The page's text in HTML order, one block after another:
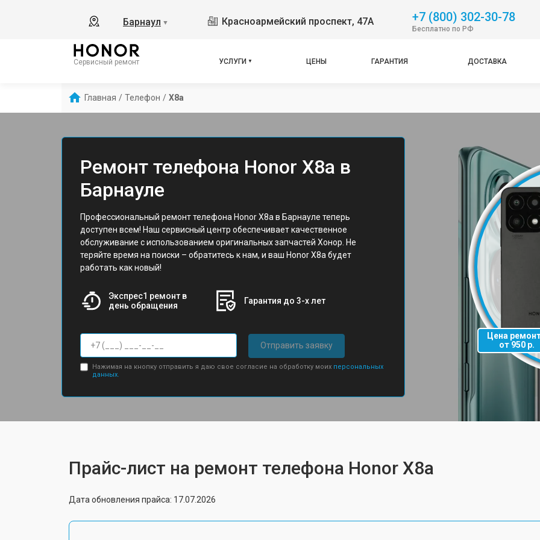
Барнаул ▼ Красноармейский проспект, 47А +7 (800) 302-30-78
Бесплатно по РФ
Сервисный ремонт УСЛУГИ ЦЕНЫ ГАРАНТИЯ ДОСТАВКА
Главная / Телефон / X8a
Ремонт телефона Honor X8a в
Барнауле
Профессиональный ремонт телефона Honor X8a в Барнауле теперь
доступен всем! Наш сервисный центр обеспечивает качественное
обслуживание с использованием оригинальных запчастей Хонор. Не
теряйте время на поиски – обратитесь к нам, и ваш Honor X8a будет
работать как новый!
Экспрес1 ремонт в
день обращения
Гарантия до 3-х лет
Отправить заявку
Нажимая на кнопку отправить я даю свое согласие на обработку моих персональных
данных.
Цена
от 950 р.
Прайс-лист на ремонт телефона Honor X8a
Дата обновления прайса: 17.07.2026